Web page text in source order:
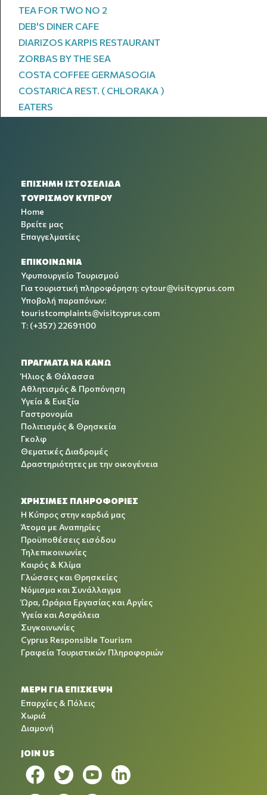
TEA FOR TWO NO 2
DEB'S DINER CAFE
DIARIZOS KARPIS RESTAURANT
ZORBAS BY THE SEA
COSTA COFFEE GERMASOGIA
COSTARICA REST. ( CHLORAKA )
EATERS
ΕΠΙΣΗΜΗ ΙΣΤΟΣΕΛΙΔΑ
ΤΟΥΡΙΣΜΟΥ ΚΥΠΡΟΥ
Home
Βρείτε μας
Επαγγελματίες
ΕΠΙΚΟΙΝΩΝΙΑ
Υφυπουργείο Τουρισμού
Για τουριστική πληροφόρηση: cytour@visitcyprus.com
Υποβολή παραπόνων:
touristcomplaints@visitcyprus.com
T: (+357) 22691100
ΠΡΑΓΜΑΤΑ ΝΑ ΚΑΝΩ
Ήλιος & Θάλασσα
Αθλητισμός & Προπόνηση
Υγεία & Ευεξία
Γαστρονομία
Πολιτισμός & Θρησκεία
Γκολφ
Θεματικές Διαδρομές
Δραστηριότητες με την οικογένεια
ΧΡΉΣΙΜΕΣ ΠΛΗΡΟΦΟΡΊΕΣ
Η Κύπρος στην καρδιά μας
Άτομα με Αναπηρίες
Προϋποθέσεις εισόδου
Τηλεπικοινωνίες
Καιρός & Κλίμα
Γλώσσες και Θρησκείες
Νόμισμα και Συνάλλαγμα
Ώρα, Ωράρια Εργασίας και Αργίες
Υγεία και Ασφάλεια
Συγκοινωνίες
Cyprus Responsible Tourism
Γραφεία Τουριστικών Πληροφοριών
ΜΕΡΗ ΓΙΑ ΕΠΙΣΚΕΨΗ
Επαρχίες & Πόλεις
Χωριά
Διαμονή
JOIN US